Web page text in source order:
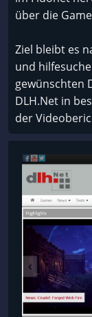
über die
Ziel bleibt es
und
gewünschten
DLH.Net in
der